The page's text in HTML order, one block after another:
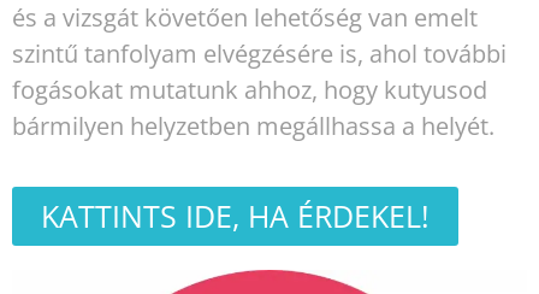
és a vizsgát követően lehetőség van emelt
szintű tanfolyam elvégzésére is, ahol további
fogásokat mutatunk ahhoz, hogy kutyusod
bármilyen helyzetben megállhassa a helyét.
KATTINTS IDE, HA ÉRDEKEL!